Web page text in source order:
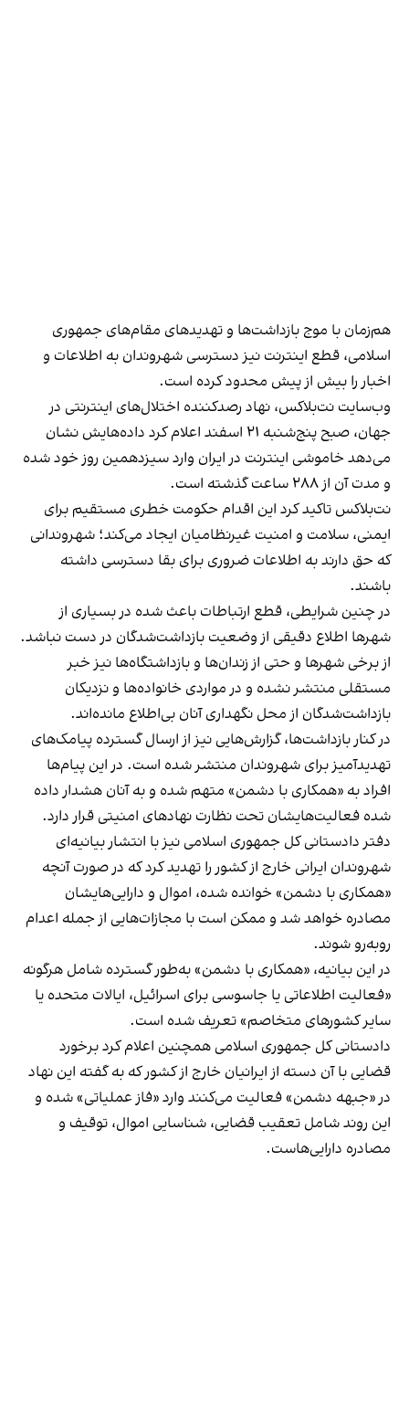
هم‌زمان با موج بازداشت‌ها و تهدیدهای مقام‌های جمهوری
اسلامی، قطع اینترنت نیز دسترسی شهروندان به اطلاعات و
اخبار را بیش از پیش محدود کرده است.
وب‌سایت نت‌بلاکس، نهاد رصدکننده اختلال‌های اینترنتی در
جهان، صبح پنج‌شنبه ۲۱ اسفند اعلام کرد داده‌هایش نشان
می‌دهد خاموشی اینترنت در ایران وارد سیزدهمین روز خود شده
و مدت آن از ۲۸۸ ساعت گذشته است.
نت‌بلاکس تاکید کرد این اقدام حکومت خطری مستقیم برای
ایمنی، سلامت و امنیت غیرنظامیان ایجاد می‌کند؛ شهروندانی
که حق دارند به اطلاعات ضروری برای بقا دسترسی داشته
باشند.
در چنین شرایطی، قطع ارتباطات باعث شده در بسیاری از
شهرها اطلاع دقیقی از وضعیت بازداشت‌شدگان در دست نباشد.
از برخی شهرها و حتی از زندان‌ها و بازداشتگاه‌ها نیز خبر
مستقلی منتشر نشده و در مواردی خانواده‌ها و نزدیکان
بازداشت‌شدگان از محل نگهداری آنان بی‌اطلاع مانده‌اند.
در کنار بازداشت‌ها، گزارش‌هایی نیز از ارسال گسترده پیامک‌های
تهدیدآمیز برای شهروندان منتشر شده است. در این پیام‌ها
افراد به «همکاری با دشمن» متهم شده و به آنان هشدار داده
شده فعالیت‌هایشان تحت نظارت نهادهای امنیتی قرار دارد.
دفتر دادستانی کل جمهوری اسلامی نیز با انتشار بیانیه‌ای
شهروندان ایرانی خارج از کشور را تهدید کرد که در صورت آنچه
«همکاری با دشمن» خوانده شده، اموال و دارایی‌هایشان
مصادره خواهد شد و ممکن است با مجازات‌هایی از جمله اعدام
روبه‌رو شوند.
در این بیانیه، «همکاری با دشمن» به‌طور گسترده شامل هرگونه
«فعالیت اطلاعاتی یا جاسوسی برای اسرائیل، ایالات متحده یا
سایر کشورهای متخاصم» تعریف شده است.
دادستانی کل جمهوری اسلامی همچنین اعلام کرد برخورد
قضایی با آن دسته از ایرانیان خارج از کشور که به گفته این نهاد
در «جبهه دشمن» فعالیت می‌کنند وارد «فاز عملیاتی» شده و
این روند شامل تعقیب قضایی، شناسایی اموال، توقیف و
مصادره دارایی‌هاست.